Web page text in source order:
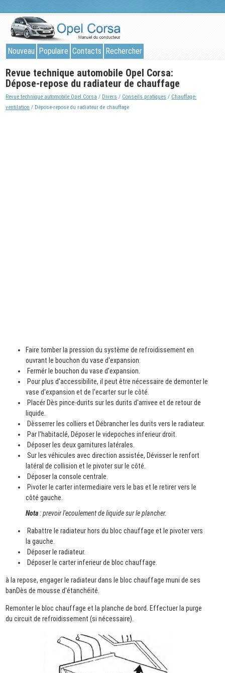
Nouveau Populaire Contacts Rechercher
Revue technique automobile Opel Corsa:
Dépose-repose du radiateur de chauffage
Revue technique automobile Opel Corsa / Divers / Conseils pratiques / Chauffage-
ventilation / Dépose-repose du radiateur de chauffage
Faire tomber la pression du système de refroidissement en
ouvrant le bouchon du vase d'expansion.
Fermér le bouchon du vase d'expansion.
Pour plus d'accessibilite, il peut être nécessaire de demonter le
vase d'expansion et de l'ecarter sur le côté.
Placér Dès pince-durits sur les durits d'arrivee et de retour de
liquide.
Dèsserrer les colliers et Débrancher les durits vers le radiateur.
Par l'habitaclé, Déposer le videpoches inferieur droit.
Déposer les deux garnitures latérales.
Sur les véhicules avec direction assistée, Dévisser le renfort
latéral de collision et le pivoter sur le côté.
Déposer la console centrale.
Pivoter le carter intermediaire vers le bas et le retirer vers le
côté gauche.
Nota : prevoir l'ecoulement de liquide sur le plancher.
Rabattre le radiateur hors du bloc chauffage et le pivoter vers
la gauche.
Déposer le radiateur.
Déposer le carter inferieur de bloc chauffage.
à la repose, engager le radiateur dans le bloc chauffage muni de ses
banDès de mousse d'étanchéité.
Remonter le bloc chauffage et la planche de bord. Effectuer la purge
du circuit de refroidissement (si nécessaire).